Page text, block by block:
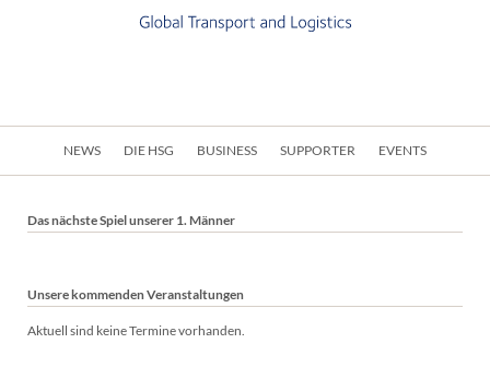
Navigation
NEWS DIE HSG BUSINESS SUPPORTER EVENTS
Das nächste Spiel unserer 1. Männer
Unsere kommenden Veranstaltungen
Aktuell sind keine Termine vorhanden.